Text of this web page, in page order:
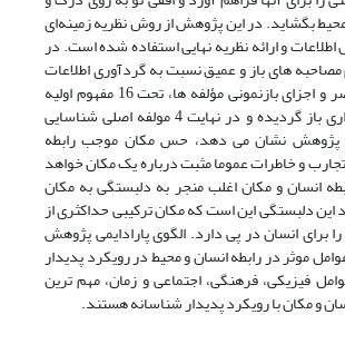
بگشاید. در این پژوهش از روش نظریه زمینه‌ای
اطلاعات و ارائه نظریه نهایی استفاده شده است. در
مصاحبه های باز و عمیق نسبت به گردآوری اطلاعات
اقدام شده و عناصر و اجزای بازنمونی مؤلفه ها، تحت 16 مفهوم اولیه
شناسایی و کدگذاری باز گردیده و در نهایت 4 مولفه اصلی شناسایی
پژوهش نشان می دهد، حس مکان موجب رابطه
و خاطرات عموما مثبت درباره یک مکان خواهد
انسان و مکان اغلب منجر به دلبستگی به مکان
دلبستگی این است که مکان ترکیبی حداکثری از
برای انسان در پی دارد. الگوی پارادایمی پژوهش
موثر در رابطه انسان و محیط در رویکرد پدیدار
فیزیکی، فرهنگی، اجتماعی و زمان، مهم ترین
و مکان با رویکرد پدیدار شناسانه هستند.